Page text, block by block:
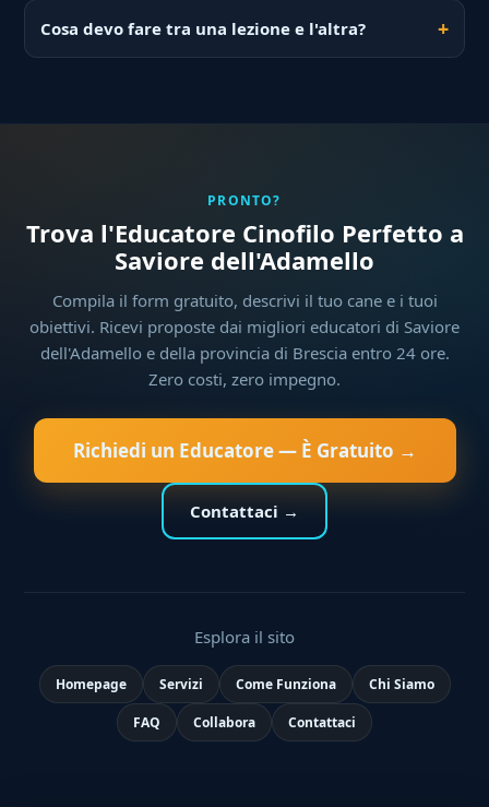
Cosa devo fare tra una lezione e l'altra?
PRONTO?
Trova l'Educatore Cinofilo Perfetto a
Saviore dell'Adamello
Compila il form gratuito, descrivi il tuo cane e i tuoi
obiettivi. Ricevi proposte dai migliori educatori di Saviore
dell'Adamello e della provincia di Brescia entro 24 ore.
Zero costi, zero impegno.
Richiedi un Educatore — È Gratuito →
Contattaci →
Esplora il sito
Homepage Servizi Come Funziona Chi Siamo
FAQ Collabora Contattaci